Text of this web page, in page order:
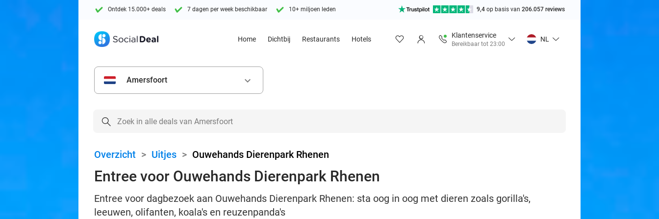
Ontdek 15.000+ deals 7 dagen per week beschikbaar 10+ miljoen leden 9,4 op basis van 206.057 reviews
Home Dichtbij Restaurants Hotels
Klantenservice
Bereikbaar tot 23:00
NL
Amersfoort keyboard_arrow_down
Overzicht > Uitjes > Ouwehands Dierenpark Rhenen
Entree voor Ouwehands Dierenpark Rhenen
Entree voor dagbezoek aan Ouwehands Dierenpark Rhenen: sta oog in oog met dieren zoals gorilla's,
leeuwen, olifanten, koala's en reuzenpanda's